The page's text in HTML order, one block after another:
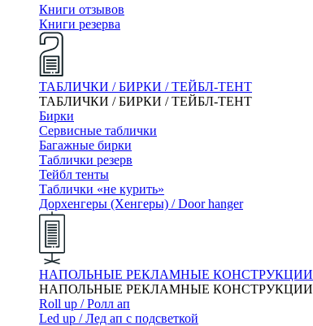
Книги отзывов
Книги резерва
ТАБЛИЧКИ / БИРКИ / ТЕЙБЛ-ТЕНТ
ТАБЛИЧКИ / БИРКИ / ТЕЙБЛ-ТЕНТ
Бирки
Сервисные таблички
Багажные бирки
Таблички резерв
Тейбл тенты
Таблички «не курить»
Дорхенгеры (Хенгеры) / Door hanger
НАПОЛЬНЫЕ РЕКЛАМНЫЕ КОНСТРУКЦИИ
НАПОЛЬНЫЕ РЕКЛАМНЫЕ КОНСТРУКЦИИ
Roll up / Ролл ап
Led up / Лед ап с подсветкой